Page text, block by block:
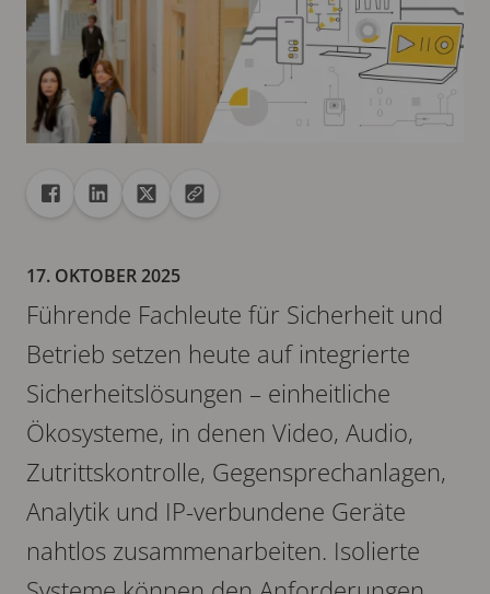
Freigabe
Teilen auf Facebook
Teilen auf Linkedin
Teilen auf XURL in die Zwischenablage kopieren
17. OKTOBER 2025
Führende Fachleute für Sicherheit und
Betrieb setzen heute auf integrierte
Sicherheitslösungen – einheitliche
Ökosysteme, in denen Video, Audio,
Zutrittskontrolle, Gegensprechanlagen,
Analytik und IP-verbundene Geräte
nahtlos zusammenarbeiten. Isolierte